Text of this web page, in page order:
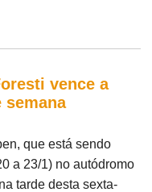
vence a
semana
que está sendo
a 23/1) no autódromo
tarde desta sexta-